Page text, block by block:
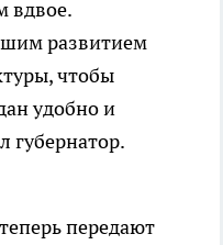
вдвое.
развитием
чтобы
удобно и
губернатор.
передают